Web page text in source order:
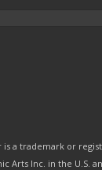
is a trademark or
Arts Inc. in the U.S.